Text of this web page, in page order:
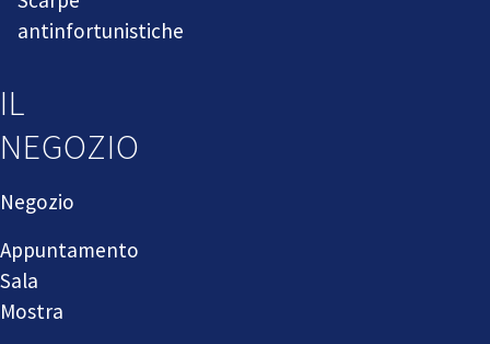
antinfortunistiche
IL
NEGOZIO
Negozio
Appuntamento
Sala
Mostra